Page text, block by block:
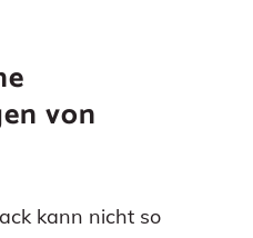
von
kann nicht so